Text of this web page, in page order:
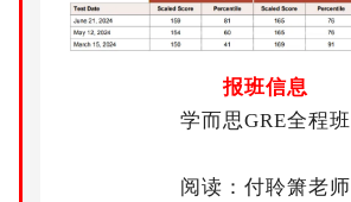
报班信息
学而思GRE全程班
阅读 ：付聆箫老师